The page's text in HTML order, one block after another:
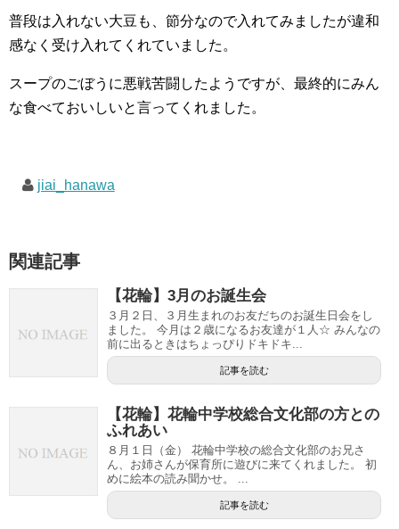
普段は入れない大豆も、節分なので入れてみましたが違和
感なく受け入れてくれていました。
スープのごぼうに悪戦苦闘したようですが、最終的にみん
な食べておいしいと言ってくれました。
jiai_hanawa
関連記事
【花輪】3月のお誕生会
３月２日、３月生まれのお友だちのお誕生日会をし
ました。 今月は２歳になるお友達が１人☆ みんなの
前に出るときはちょっぴりドキドキ...
記事を読む
【花輪】花輪中学校総合文化部の方との
ふれあい
８月１日（金） 花輪中学校の総合文化部のお兄さ
ん、お姉さんが保育所に遊びに来てくれました。 初
めに絵本の読み聞かせ。 ...
記事を読む